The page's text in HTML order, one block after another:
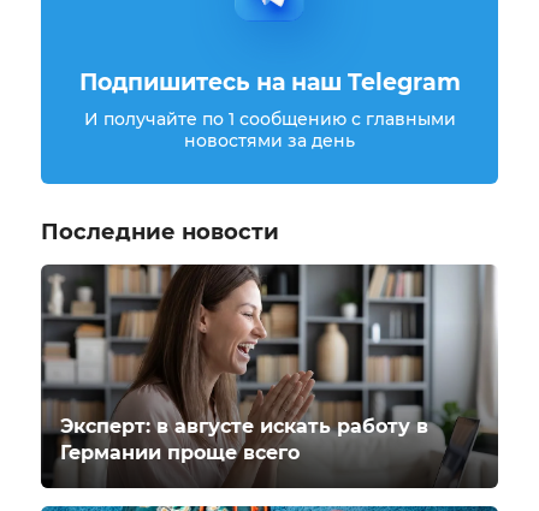
Подпишитесь на наш Telegram
И получайте по 1 сообщению с главными
новостями за день
Последние новости
Эксперт: в августе искать работу в
Германии проще всего